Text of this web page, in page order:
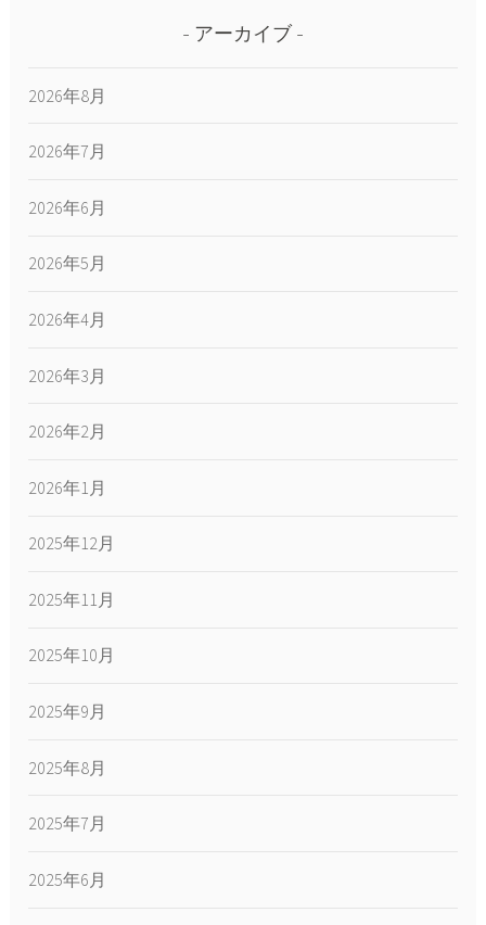
アーカイブ
2026年8月
2026年7月
2026年6月
2026年5月
2026年4月
2026年3月
2026年2月
2026年1月
2025年12月
2025年11月
2025年10月
2025年9月
2025年8月
2025年7月
2025年6月